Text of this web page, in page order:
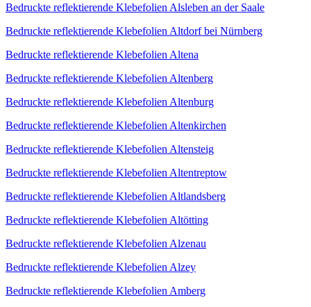
Bedruckte reflektierende Klebefolien Alsleben an der Saale
Bedruckte reflektierende Klebefolien Altdorf bei Nürnberg
Bedruckte reflektierende Klebefolien Altena
Bedruckte reflektierende Klebefolien Altenberg
Bedruckte reflektierende Klebefolien Altenburg
Bedruckte reflektierende Klebefolien Altenkirchen
Bedruckte reflektierende Klebefolien Altensteig
Bedruckte reflektierende Klebefolien Altentreptow
Bedruckte reflektierende Klebefolien Altlandsberg
Bedruckte reflektierende Klebefolien Altötting
Bedruckte reflektierende Klebefolien Alzenau
Bedruckte reflektierende Klebefolien Alzey
Bedruckte reflektierende Klebefolien Amberg